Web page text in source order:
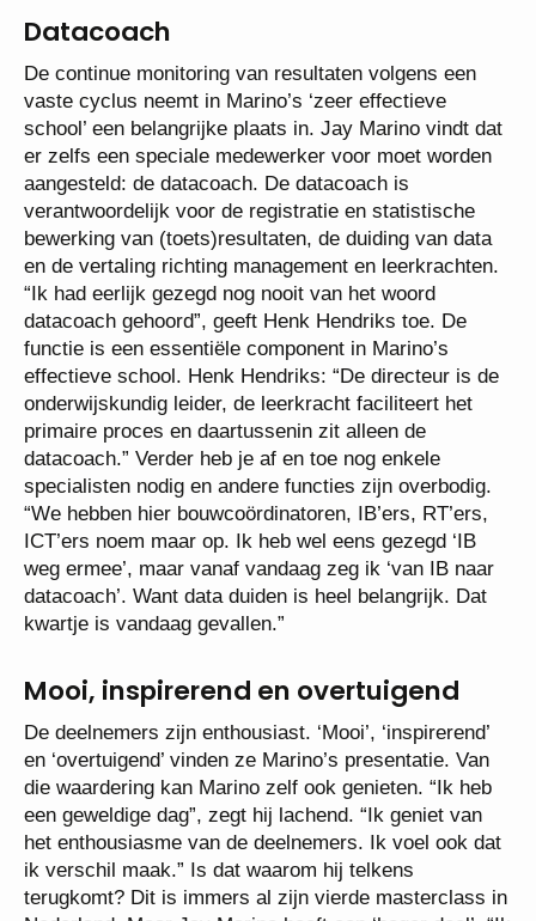
Datacoach
De continue monitoring van resultaten volgens een
vaste cyclus neemt in Marino’s ‘zeer effectieve
school’ een belangrijke plaats in. Jay Marino vindt dat
er zelfs een speciale medewerker voor moet worden
aangesteld: de datacoach. De datacoach is
verantwoordelijk voor de registratie en statistische
bewerking van (toets)resultaten, de duiding van data
en de vertaling richting management en leerkrachten.
“Ik had eerlijk gezegd nog nooit van het woord
datacoach gehoord”, geeft Henk Hendriks toe. De
functie is een essentiële component in Marino’s
effectieve school. Henk Hendriks: “De directeur is de
onderwijskundig leider, de leerkracht faciliteert het
primaire proces en daartussenin zit alleen de
datacoach.” Verder heb je af en toe nog enkele
specialisten nodig en andere functies zijn overbodig.
“We hebben hier bouwcoördinatoren, IB’ers, RT’ers,
ICT’ers noem maar op. Ik heb wel eens gezegd ‘IB
weg ermee’, maar vanaf vandaag zeg ik ‘van IB naar
datacoach’. Want data duiden is heel belangrijk. Dat
kwartje is vandaag gevallen.”
Mooi, inspirerend en overtuigend
De deelnemers zijn enthousiast. ‘Mooi’, ‘inspirerend’
en ‘overtuigend’ vinden ze Marino’s presentatie. Van
die waardering kan Marino zelf ook genieten. “Ik heb
een geweldige dag”, zegt hij lachend. “Ik geniet van
het enthousiasme van de deelnemers. Ik voel ook dat
ik verschil maak.” Is dat waarom hij telkens
terugkomt? Dit is immers al zijn vierde masterclass in